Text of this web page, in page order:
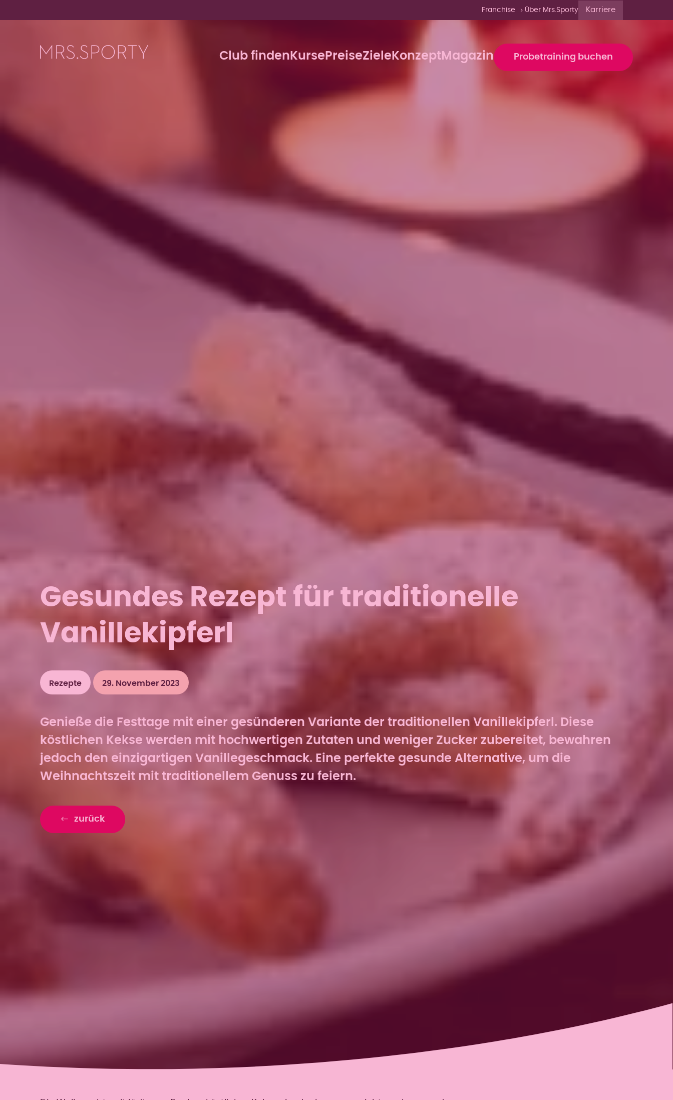
Franchise Über Mrs.Sporty Karriere
Club finden Kurse PreiseZiele Konzept Magazin Probetraining buchen
Gesundes Rezept für traditionelle
Vanillekipferl
Rezepte 29. November 2023
Genieße die Festtage mit einer gesünderen Variante der traditionellen Vanillekipferl. Diese
köstlichen Kekse werden mit hochwertigen Zutaten und weniger Zucker zubereitet, bewahren
jedoch den einzigartigen Vanillegeschmack. Eine perfekte gesunde Alternative, um die
Weihnachtszeit mit traditionellem Genuss zu feiern.
zurück